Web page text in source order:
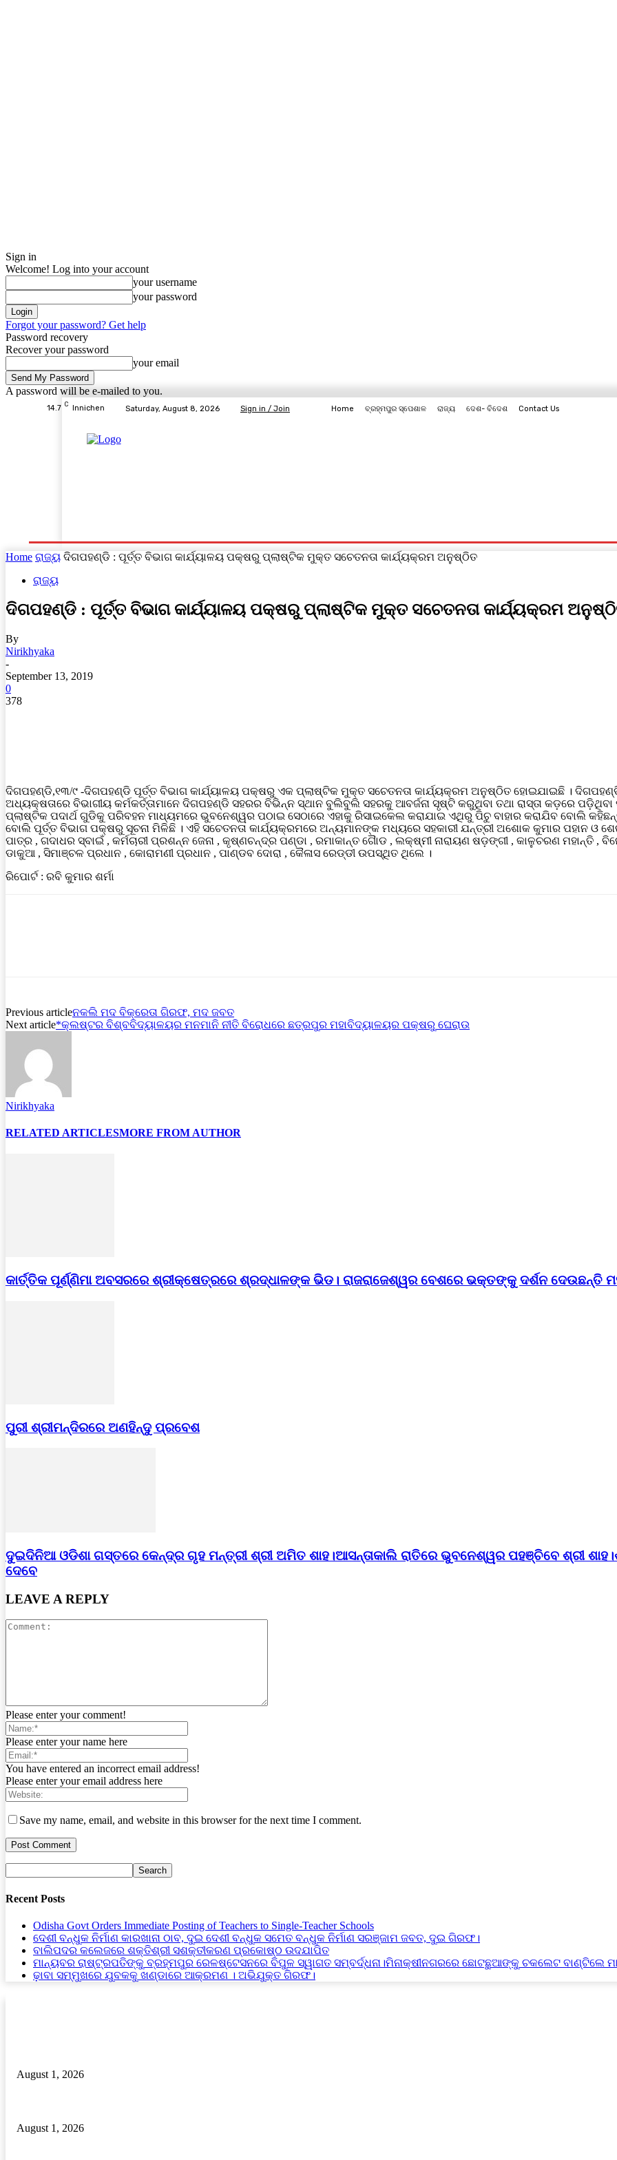
Sign in
Welcome! Log into your account
your username
your password
Forgot your password? Get help
Password recovery
Recover your password
your email
A password will be e-mailed to you.
14.7 C Innichen Saturday, August 8, 2026 Sign in / Join Home ବ୍ରହ୍ମପୁର ସ୍ପେଶାଳ ରାଜ୍ୟ ଦେଶ- ବିଦେଶ Contact Us
Home ରାଜ୍ୟ ଦିଗପହଣ୍ଡି : ପୂର୍ତ୍ତ ବିଭାଗ କାର୍ଯ୍ୟାଳୟ ପକ୍ଷରୁ ପ୍ଲାଷ୍ଟିକ ମୁକ୍ତ ସଚେତନତା କାର୍ଯ୍ୟକ୍ରମ ଅନୁଷ୍ଠିତ
ରାଜ୍ୟ
ଦିଗପହଣ୍ଡି : ପୂର୍ତ୍ତ ବିଭାଗ କାର୍ଯ୍ୟାଳୟ ପକ୍ଷରୁ ପ୍ଲାଷ୍ଟିକ ମୁକ୍ତ ସଚେତନତା କାର୍ଯ୍ୟକ୍ରମ
By
Nirikhyaka
-
September 13, 2019
0
378
ଦିଗପହଣ୍ଡି,୧୩/୯ -ଦିଗପହଣ୍ଡି ପୂର୍ତ୍ତ ବିଭାଗ କାର୍ଯ୍ୟାଳୟ ପକ୍ଷରୁ ଏକ ପ୍ଲାଷ୍ଟିକ ମୁକ୍ତ ସଚେତନତା କାର୍ଯ୍ୟକ୍ରମ ଅନୁଷ୍ଠିତ ହୋଇଯାଇଛି । ଦିଗପହଣ୍ଡି
ଅଧ୍ୟକ୍ଷତାରେ ବିଭାଗୀୟ କର୍ମକର୍ତ୍ତାମାନେ ଦିଗପହଣ୍ଡି ସହରର ବିଭିନ୍ନ ସ୍ଥାନ ବୁଲିବୁଲି ସହରକୁ ଆବର୍ଜନା ସୃଷ୍ଟି କରୁଥିବା ତଥା ରାସ୍ତା କଡ଼ରେ
ପ୍ଲାଷ୍ଟିକ ପଦାର୍ଥ ଗୁଡିକୁ ପରିବହନ ମାଧ୍ୟମରେ ଭୁବନେଶ୍ୱର ପଠାଇ ସେଠାରେ ଏହାକୁ ରିସାଇକେଲ କରାଯାଇ ଏଥିରୁ ପିଚୁ ବାହାର କରାଯିବ ବୋଲି
ବୋଲି ପୂର୍ତ୍ତ ବିଭାଗ ପକ୍ଷରୁ ସୂଚନା ମିଳିଛି । ଏହି ସଚେତନତା କାର୍ଯ୍ୟକ୍ରମରେ ଅନ୍ୟମାନଙ୍କ ମଧ୍ୟରେ ସହକାରୀ ଯନ୍ତ୍ରୀ ଅଶୋକ କୁମାର ପହାନ ଓ
ପାତ୍ର , ଗଦାଧର ସ୍ବାଇଁ , କର୍ମଚାରୀ ପ୍ରଶନ୍ନ ଜେନା , କୃଷ୍ଣଚନ୍ଦ୍ର ପଣ୍ଡା , ରମାକାନ୍ତ ଗୈାଡ , ଲକ୍ଷ୍ମୀ ନାରାୟଣ ଷଡ଼ଙ୍ଗୀ , କାଳୁଚରଣ ମହାନ୍ତି ,
ଡାକୁଆ , ସିମାଞ୍ଚଳ ପ୍ରଧାନ , କୋରାମଣୀ ପ୍ରଧାନ , ପାଣ୍ଡବ ଦୋରା , କୈଳାସ ରେଡ୍ଡୀ ଉପସ୍ଥିତ ଥିଲେ ।
ରିପୋର୍ଟ : ରବି କୁମାର ଶର୍ମା
Previous articleନକଲି ମଦ ବିକ୍ରେତା ଗିରଫ, ମଦ ଜବତ
Next article*କ୍ଲଷ୍ଟର ବିଶ୍ବବିଦ୍ୟାଳୟର ମନମାନି ନୀତି ବିରୋଧରେ ଛତ୍ରପୁର ମହାବିଦ୍ୟାଳୟର ପକ୍ଷରୁ ଘେରାଉ
Nirikhyaka
RELATED ARTICLESMORE FROM AUTHOR
କାର୍ତ୍ତିକ ପୂର୍ଣ୍ଣିମା ଅବସରରେ ଶ୍ରୀକ୍ଷେତ୍ରରେ ଶ୍ରଦ୍ଧାଳଙ୍କ ଭିଡ। ରାଜରାଜେଶ୍ୱର ବେଶରେ ଭକ୍ତଙ୍କୁ ଦର୍ଶନ ଦେଉଛନ୍ତି
ପୁରୀ ଶ୍ରୀମନ୍ଦିରରେ ଅଣହିନ୍ଦୁ ପ୍ରବେଶ
ଦୁଇଦିନିଆ ଓଡିଶା ଗସ୍ତରେ କେନ୍ଦ୍ର ଗୃହ ମନ୍ତ୍ରୀ ଶ୍ରୀ ଅମିତ ଶାହ।ଆସନ୍ତାକାଲି ରାତିରେ ଭୁବନେଶ୍ୱର ପହଞ୍ଚିବେ ଶ୍ରୀ
ଦେବେ
LEAVE A REPLY
Please enter your comment!
Please enter your name here
You have entered an incorrect email address!
Please enter your email address here
Save my name, email, and website in this browser for the next time I comment.
Recent Posts
Odisha Govt Orders Immediate Posting of Teachers to Single-Teacher Schools
ଦେଶୀ ବନ୍ଧୁକ ନିର୍ମାଣ କାରଖାନା ଠାବ, ଦୁଇ ଦେଶୀ ବନ୍ଧୁକ ସମେତ ବନ୍ଧୁକ ନିର୍ମାଣ ସରଞ୍ଜାମ ଜବତ, ଦୁଇ ଗିରଫ।
ବାଲିପଦର କଲେଜରେ ଶକ୍ତିଶ୍ରୀ ସଶକ୍ତୀକରଣ ପ୍ରକୋଷ୍ଠ ଉଦଯାପିତ
ମାନ୍ୟବର ରାଷ୍ଟ୍ରପତିଙ୍କୁ ବ୍ରହ୍ମପୁର ରେଳଷ୍ଟେସନରେ ବିପୁଳ ସ୍ୱାଗତ ସମ୍ବର୍ଦ୍ଧନା।ମିନାକ୍ଷୀନଗରରେ ଛୋଟଛୁଆଙ୍କୁ ଚକଲେଟ ବାଣ୍ଟିଲେ
ଢ଼ାବା ସମ୍ମୁଖରେ ଯୁବକକୁ ଖଣ୍ଡାରେ ଆକ୍ରମଣ । ଅଭିଯୁକ୍ତ ଗିରଫ।
August 1, 2026
August 1, 2026